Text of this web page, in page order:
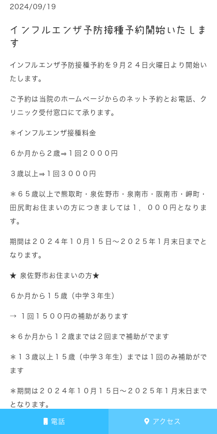
電話 アクセス
2024/09/19
インフルエンザ予防接種予約開始いたしま
す
インフルエンザ予防接種予約を９月２４日火曜日より開始い
たします。
ご予約は当院のホームページからのネット予約とお電話、ク
リニック受付窓口にて承ります。
＊インフルエンザ接種料金
６か月から２歳⇒１回２０００円
３歳以上⇒１回３０００円
＊６５歳以上で熊取町・泉佐野市・泉南市・阪南市・岬町・
田尻町お住まいの方につきましては１，０００円となりま
す。
期間は２０２４年１０月１５日～２０２５年１月末日までと
なります。
★ 泉佐野市お住まいの方★
６か月から１５歳（中学３年生）
→ １回１５００円の補助があります
＊６か月から１２歳までは２回まで補助がでます
＊１３歳以上１５歳（中学３年生）までは１回のみ補助がで
ます
＊期間は２０２４年１０月１５日～２０２５年１月末日まで
となります。
＊補助を受けるためには必ず乳児医療証での住所確認が必要